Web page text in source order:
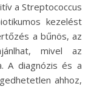
a Streptococcus
kezelést
a bűnös, az
mivel az
A diagnózis és a
ahhoz,